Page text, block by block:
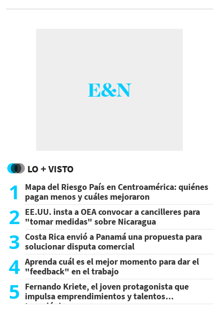
fútbol alemán.
LO + VISTO
1
Mapa del Riesgo País en Centroamérica: quiénes
pagan menos y cuáles mejoraron
2 EE.UU. insta a OEA convocar a cancilleres para
"tomar medidas" sobre Nicaragua
3 Costa Rica envió a Panamá una propuesta para
solucionar disputa comercial
4 Aprenda cuál es el mejor momento para dar el
"feedback" en el trabajo
5 Fernando Kriete, el joven protagonista que
impulsa emprendimientos y talentos
tecnológicos